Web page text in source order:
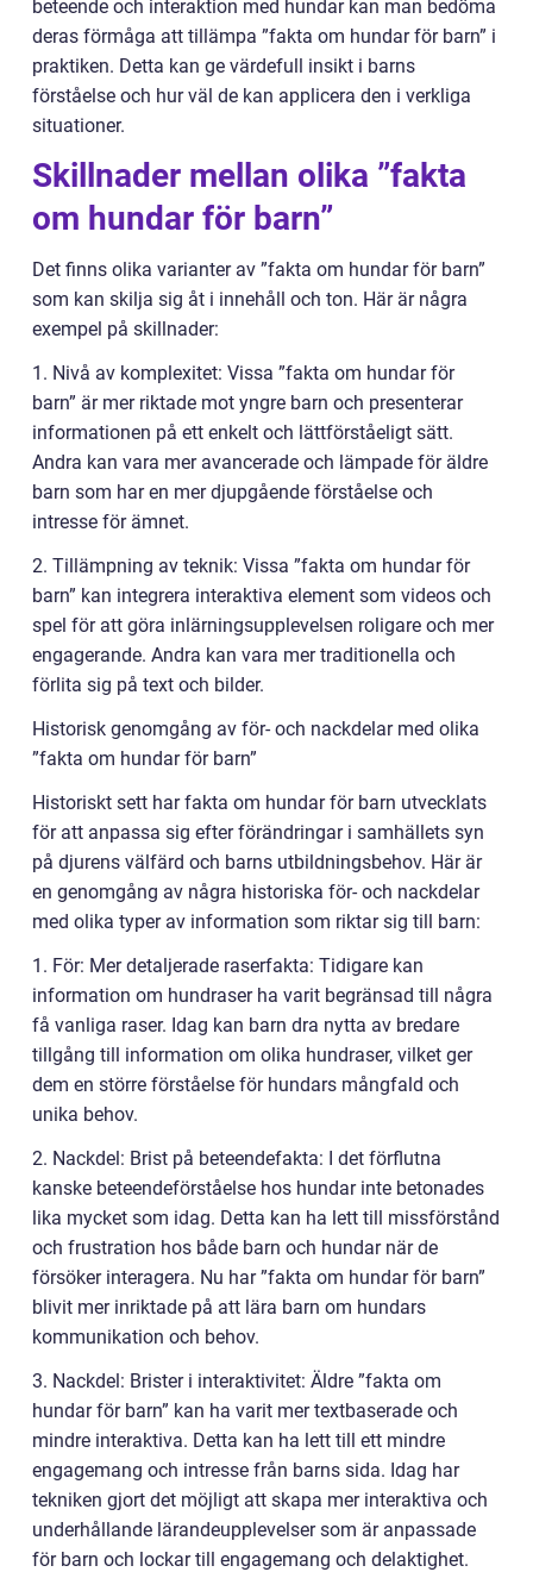
beteende och interaktion med hundar kan man bedöma
deras förmåga att tillämpa ”fakta om hundar för barn” i
praktiken. Detta kan ge värdefull insikt i barns
förståelse och hur väl de kan applicera den i verkliga
situationer.
Skillnader mellan olika ”fakta
om hundar för barn”
Det finns olika varianter av ”fakta om hundar för barn”
som kan skilja sig åt i innehåll och ton. Här är några
exempel på skillnader:
1. Nivå av komplexitet: Vissa ”fakta om hundar för
barn” är mer riktade mot yngre barn och presenterar
informationen på ett enkelt och lättförståeligt sätt.
Andra kan vara mer avancerade och lämpade för äldre
barn som har en mer djupgående förståelse och
intresse för ämnet.
2. Tillämpning av teknik: Vissa ”fakta om hundar för
barn” kan integrera interaktiva element som videos och
spel för att göra inlärningsupplevelsen roligare och mer
engagerande. Andra kan vara mer traditionella och
förlita sig på text och bilder.
Historisk genomgång av för- och nackdelar med olika
”fakta om hundar för barn”
Historiskt sett har fakta om hundar för barn utvecklats
för att anpassa sig efter förändringar i samhällets syn
på djurens välfärd och barns utbildningsbehov. Här är
en genomgång av några historiska för- och nackdelar
med olika typer av information som riktar sig till barn:
1. För: Mer detaljerade raserfakta: Tidigare kan
information om hundraser ha varit begränsad till några
få vanliga raser. Idag kan barn dra nytta av bredare
tillgång till information om olika hundraser, vilket ger
dem en större förståelse för hundars mångfald och
unika behov.
2. Nackdel: Brist på beteendefakta: I det förflutna
kanske beteendeförståelse hos hundar inte betonades
lika mycket som idag. Detta kan ha lett till missförstånd
och frustration hos både barn och hundar när de
försöker interagera. Nu har ”fakta om hundar för barn”
blivit mer inriktade på att lära barn om hundars
kommunikation och behov.
3. Nackdel: Brister i interaktivitet: Äldre ”fakta om
hundar för barn” kan ha varit mer textbaserade och
mindre interaktiva. Detta kan ha lett till ett mindre
engagemang och intresse från barns sida. Idag har
tekniken gjort det möjligt att skapa mer interaktiva och
underhållande lärandeupplevelser som är anpassade
för barn och lockar till engagemang och delaktighet.